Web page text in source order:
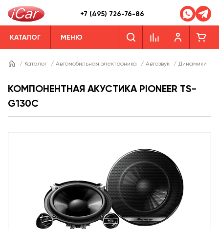
+7 (495) 726-76-86
КАТАЛОГ МЕНЮ
/ Каталог / Автомобильная электроника / Автозвук / Динамики
КОМПОНЕНТНАЯ АКУСТИКА PIONEER TS-
G130C